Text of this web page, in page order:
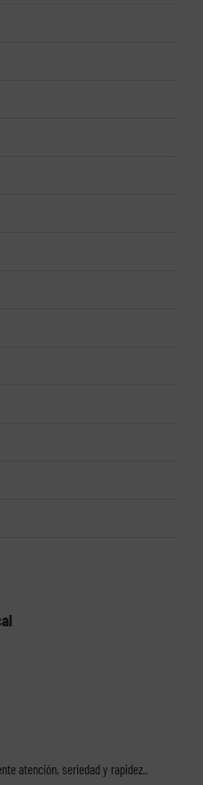
atención, seriedad y rapidez..